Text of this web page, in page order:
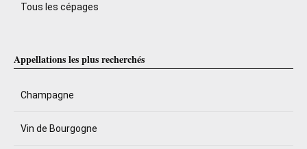
Tous les cépages
Appellations les plus recherchés
Champagne
Vin de Bourgogne